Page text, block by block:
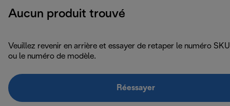
Aucun produit trouvé
Veuillez revenir en arrière et essayer de retaper le numéro SKU
ou le numéro de modèle.
Réessayer